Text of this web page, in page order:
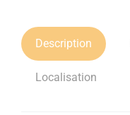
Description
Localisation